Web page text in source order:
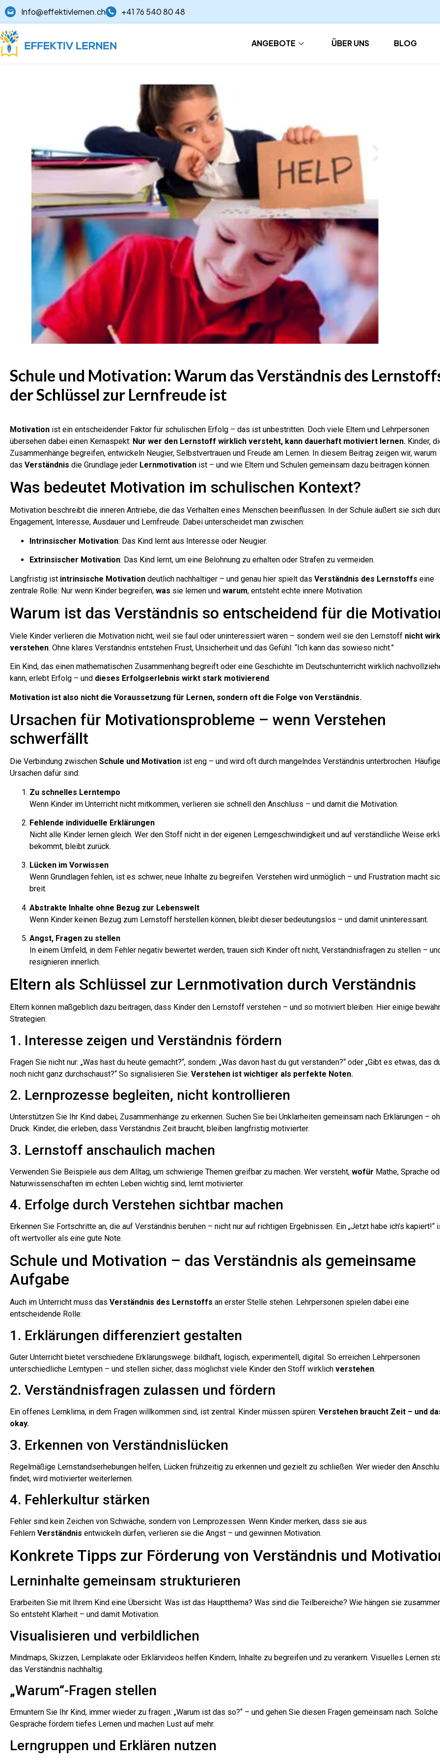
Info@effektivlernen.ch +41 76 540 80 48
ANGEBOTE ÜBER UNS BLOG
Schule und Motivation: Warum das Verständnis des
der Schlüssel zur Lernfreude ist
Motivation ist ein entscheidender Faktor für schulischen Erfolg – das ist unbestritten. Doch viele Eltern und Lehrpersonen
übersehen dabei einen Kernaspekt: Nur wer den Lernstoff wirklich versteht, kann dauerhaft motiviert lernen. Kinder,
Zusammenhänge begreifen, entwickeln Neugier, Selbstvertrauen und Freude am Lernen. In diesem Beitrag zeigen wir, warum
das Verständnis die Grundlage jeder Lernmotivation ist – und wie Eltern und Schulen gemeinsam dazu beitragen können.
Was bedeutet Motivation im schulischen Kontext?
Motivation beschreibt die inneren Antriebe, die das Verhalten eines Menschen beeinflussen. In der Schule äußert sie sich
Engagement, Interesse, Ausdauer und Lernfreude. Dabei unterscheidet man zwischen:
Intrinsischer Motivation: Das Kind lernt aus Interesse oder Neugier.
Extrinsischer Motivation: Das Kind lernt, um eine Belohnung zu erhalten oder Strafen zu vermeiden.
Langfristig ist intrinsische Motivation deutlich nachhaltiger – und genau hier spielt das Verständnis des Lernstoffs eine
zentrale Rolle: Nur wenn Kinder begreifen, was sie lernen und warum, entsteht echte innere Motivation.
Warum ist das Verständnis so entscheidend für die
Viele Kinder verlieren die Motivation nicht, weil sie faul oder uninteressiert wären – sondern weil sie den Lernstoff nicht
verstehen. Ohne klares Verständnis entstehen Frust, Unsicherheit und das Gefühl: “Ich kann das sowieso nicht.”
Ein Kind, das einen mathematischen Zusammenhang begreift oder eine Geschichte im Deutschunterricht wirklich
kann, erlebt Erfolg – und dieses Erfolgserlebnis wirkt stark motivierend.
Motivation ist also nicht die Voraussetzung für Lernen, sondern oft die Folge von Verständnis.
Ursachen für Motivationsprobleme – wenn Verstehen
schwerfällt
Die Verbindung zwischen Schule und Motivation ist eng – und wird oft durch mangelndes Verständnis unterbrochen.
Ursachen dafür sind:
Zu schnelles Lerntempo
Wenn Kinder im Unterricht nicht mitkommen, verlieren sie schnell den Anschluss – und damit die Motivation.
Fehlende individuelle Erklärungen
Nicht alle Kinder lernen gleich. Wer den Stoff nicht in der eigenen Lerngeschwindigkeit und auf verständliche Weise
bekommt, bleibt zurück.
Lücken im Vorwissen
Wenn Grundlagen fehlen, ist es schwer, neue Inhalte zu begreifen. Verstehen wird unmöglich – und Frustration macht
breit.
Abstrakte Inhalte ohne Bezug zur Lebenswelt
Wenn Kinder keinen Bezug zum Lernstoff herstellen können, bleibt dieser bedeutungslos – und damit uninteressant.
Angst, Fragen zu stellen
In einem Umfeld, in dem Fehler negativ bewertet werden, trauen sich Kinder oft nicht, Verständnisfragen zu stellen –
resignieren innerlich.
Eltern als Schlüssel zur Lernmotivation durch Verständnis
Eltern können maßgeblich dazu beitragen, dass Kinder den Lernstoff verstehen – und so motiviert bleiben. Hier einige
Strategien:
1. Interesse zeigen und Verständnis fördern
Fragen Sie nicht nur: „Was hast du heute gemacht?“, sondern: „Was davon hast du gut verstanden?“ oder „Gibt es etwas, das
noch nicht ganz durchschaust?“ So signalisieren Sie: Verstehen ist wichtiger als perfekte Noten.
2. Lernprozesse begleiten, nicht kontrollieren
Unterstützen Sie Ihr Kind dabei, Zusammenhänge zu erkennen. Suchen Sie bei Unklarheiten gemeinsam nach Erklärungen –
Druck. Kinder, die erleben, dass Verständnis Zeit braucht, bleiben langfristig motivierter.
3. Lernstoff anschaulich machen
Verwenden Sie Beispiele aus dem Alltag, um schwierige Themen greifbar zu machen. Wer versteht, wofür Mathe, Sprache
Naturwissenschaften im echten Leben wichtig sind, lernt motivierter.
4. Erfolge durch Verstehen sichtbar machen
Erkennen Sie Fortschritte an, die auf Verständnis beruhen – nicht nur auf richtigen Ergebnissen. Ein „Jetzt habe ich’s kapiert!“
oft wertvoller als eine gute Note.
Schule und Motivation – das Verständnis als gemeinsame
Aufgabe
Auch im Unterricht muss das Verständnis des Lernstoffs an erster Stelle stehen. Lehrpersonen spielen dabei eine
entscheidende Rolle:
1. Erklärungen differenziert gestalten
Guter Unterricht bietet verschiedene Erklärungswege: bildhaft, logisch, experimentell, digital. So erreichen Lehrpersonen
unterschiedliche Lerntypen – und stellen sicher, dass möglichst viele Kinder den Stoff wirklich verstehen.
2. Verständnisfragen zulassen und fördern
Ein offenes Lernklima, in dem Fragen willkommen sind, ist zentral. Kinder müssen spüren: Verstehen braucht Zeit – und
okay.
3. Erkennen von Verständnislücken
Regelmäßige Lernstandserhebungen helfen, Lücken frühzeitig zu erkennen und gezielt zu schließen. Wer wieder den
findet, wird motivierter weiterlernen.
4. Fehlerkultur stärken
Fehler sind kein Zeichen von Schwäche, sondern von Lernprozessen. Wenn Kinder merken, dass sie aus
Fehlern Verständnis entwickeln dürfen, verlieren sie die Angst – und gewinnen Motivation.
Konkrete Tipps zur Förderung von Verständnis und
Lerninhalte gemeinsam strukturieren
Erarbeiten Sie mit Ihrem Kind eine Übersicht: Was ist das Hauptthema? Was sind die Teilbereiche? Wie hängen sie
So entsteht Klarheit – und damit Motivation.
Visualisieren und verbildlichen
Mindmaps, Skizzen, Lernplakate oder Erklärvideos helfen Kindern, Inhalte zu begreifen und zu verankern. Visuelles Lernen
das Verständnis nachhaltig.
„Warum“-Fragen stellen
Ermuntern Sie Ihr Kind, immer wieder zu fragen: „Warum ist das so?“ – und gehen Sie diesen Fragen gemeinsam nach. Solche
Gespräche fördern tiefes Lernen und machen Lust auf mehr.
Lerngruppen und Erklären nutzen